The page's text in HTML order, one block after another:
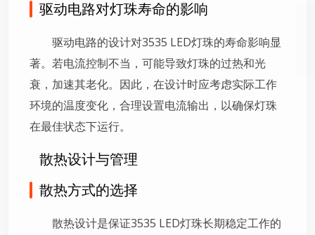
驱动电路对灯珠寿命的影响
驱动电路的设计对3535 LED灯珠的寿命影响显
著。若电流控制不当，可能导致灯珠的过热和光
衰，加速其老化。因此，在设计时应考虑实际工作
环境的温度变化，合理设置电流输出，以确保灯珠
在最佳状态下运行。
散热设计与管理
散热方式的选择
散热设计是保证3535 LED灯珠长期稳定工作的